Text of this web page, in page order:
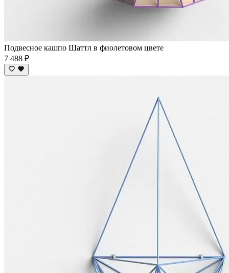
Подвесное кашпо Шаттл в фиолетовом цвете
7 488 ₽